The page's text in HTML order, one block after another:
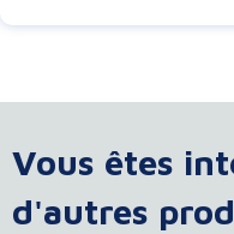
Vous êtes
d'autres